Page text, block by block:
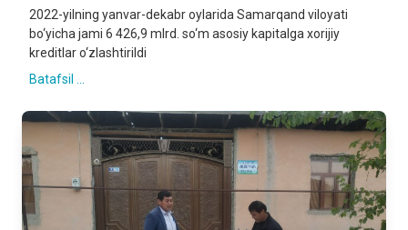
2022-yilning yanvar-dekabr oylarida Samarqand viloyati
bo‘yicha jami 6 426,9 mlrd. so‘m asosiy kapitalga xorijiy
kreditlar o‘zlashtirildi
Batafsil ...